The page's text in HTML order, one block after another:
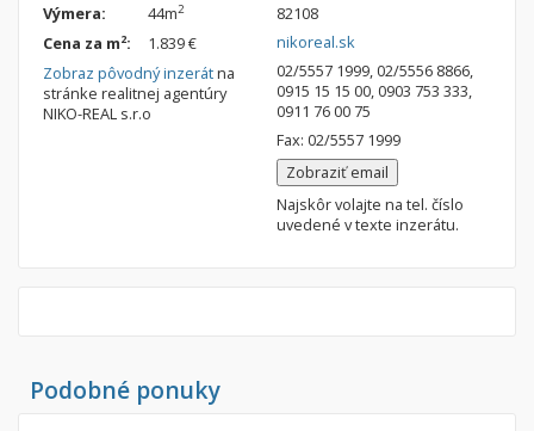
Výmera:
44m2
Cena za m2:
1.839 €
Zobraz pôvodný inzerátna
stránke realitnej agentúry
NIKO-REAL s.r.o
82108
nikoreal.sk
02/5557 1999, 02/5556 8866,
0915 15 15 00, 0903 753 333,
0911 76 00 75
Fax: 02/5557 1999
Zobraziť email
Najskôr volajte na tel. číslo
uvedené v texte inzerátu.
Podobné ponuky